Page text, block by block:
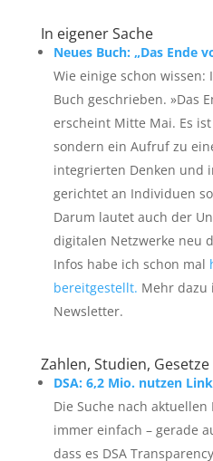
In eigener Sache
Neues Buch: „Das Ende
Wie einige schon
Buch geschrieben. »Das
erscheint Mitte Mai. Es
sondern ein Aufruf zu
integrierten Denken und
gerichtet an Individuen
Darum lautet auch der
digitalen Netzwerke neu
Infos habe ich schon mal
bereitgestellt. Mehr dazu
Newsletter.
Zahlen, Studien, Gesetze
DSA: 6,2 Mio. nutzen
Die Suche nach
immer einfach – gerade
dass es DSA